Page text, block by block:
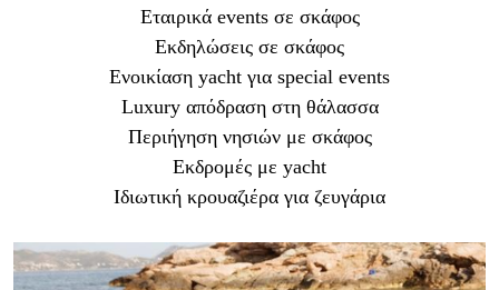
Εταιρικά events σε σκάφος
Εκδηλώσεις σε σκάφος
Ενοικίαση yacht για special events
Luxury απόδραση στη θάλασσα
Περιήγηση νησιών με σκάφος
Εκδρομές με yacht
Ιδιωτική κρουαζιέρα για ζευγάρια